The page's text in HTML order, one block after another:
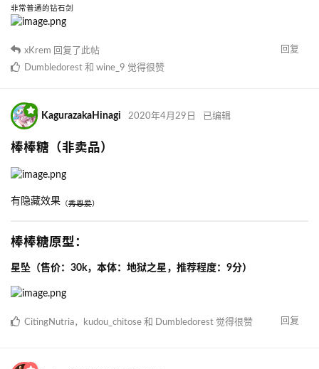
非常普通的钻石剑
回复
xKrem 回复了此帖
Dumbledorest 和 wine_9 觉得很赞
KagurazakaHinagi 2020年4月29日 已编辑
棒棒糖（非卖品）
有隐藏效果 （ 秀恩爱）
棒棒糖原型：
星坠（售价：30k，本体：地狱之星，推荐程度：9分）
回复
CitingNutria， kudou_chitose 和 Dumbledorest 觉得很赞